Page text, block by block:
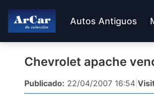
Autos Antiguos
Chevrolet apache
Publicado: 22/04/2007 16:54